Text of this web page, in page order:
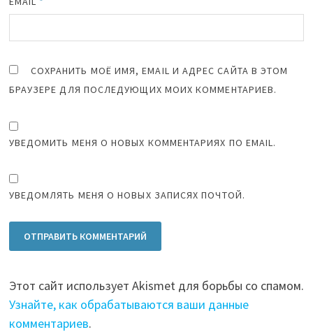
СОХРАНИТЬ МОЁ ИМЯ, EMAIL И АДРЕС САЙТА В ЭТОМ
БРАУЗЕРЕ ДЛЯ ПОСЛЕДУЮЩИХ МОИХ КОММЕНТАРИЕВ.
УВЕДОМИТЬ МЕНЯ О НОВЫХ КОММЕНТАРИЯХ ПО EMAIL.
УВЕДОМЛЯТЬ МЕНЯ О НОВЫХ ЗАПИСЯХ ПОЧТОЙ.
Этот сайт использует Akismet для борьбы со спамом.
Узнайте, как обрабатываются ваши данные
комментариев.